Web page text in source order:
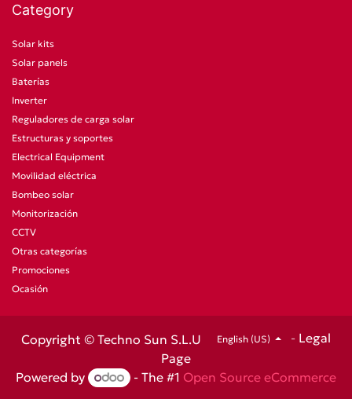
Category
Solar kits
Solar panels
Baterías
Inverter
Reguladores de carga solar
Estructuras y soportes
Electrical Equipment
Movilidad eléctrica
Bombeo solar
Monitorización
CCTV
Otras categorías
Promociones
Ocasión
Copyright © Techno Sun S.L.U English (US) - Legal
Page
Powered by
- The #1 Open Source eCommerce